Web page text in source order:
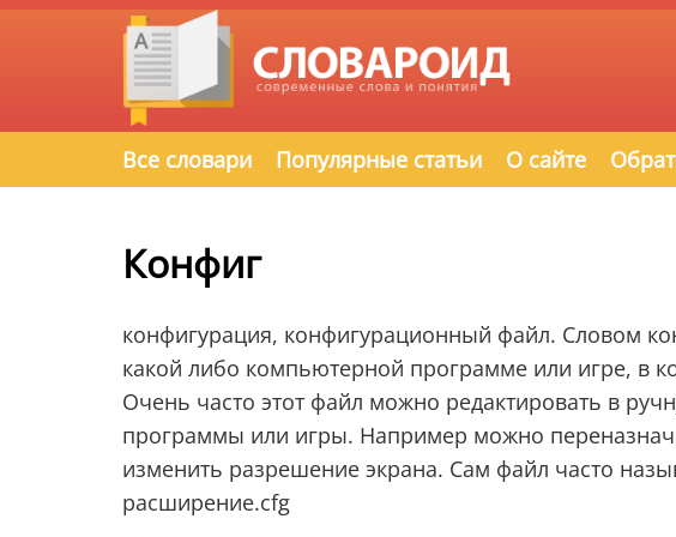
Все словари Популярные статьи О сайте
Конфиг
конфигурация, конфигурационный файл. Словом
какой либо компьютерной программе или игре, в
Очень часто этот файл можно редактировать в
программы или игры. Например можно
изменить разрешение экрана. Сам файл часто
расширение.cfg